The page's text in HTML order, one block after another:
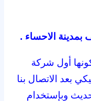
بمدينة الاحساء .
أول شركة
بعد الاتصال بنا
وبإستخدام